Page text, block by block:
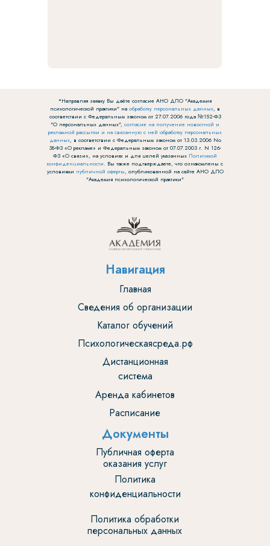
*Направляя заявку Вы даёте согласие АНО ДПО "Академия
психологической практики" на обработку персональных данных, в
соответствии с Федеральным законом от 27.07.2006 года №152-ФЗ
"О персональных данных", согласие на получение новостной и
рекламной рассылки и на связанную с ней обработку персональных
данных, в соответствии с Федеральным законом от 13.03.2006 No
38-ФЗ «О рекламе» и Федеральным законом от 07.07.2003 г. N 126-
ФЗ «О связи», на условиях и для целей указанных Политикой
конфиденциальности. Вы также подтверждаете, что ознакомлены с
условиями публичной оферты, опубликованной на сайте АНО ДПО
"Академия психологической практики"
Публичная оферта
оказания услуг
Политика
конфиденциальности
Политика обработки
персональных данных
Документы
Расписание
Аренда кабинетов
Дистанционная
система
Психологическаясреда.рф
Каталог обучений
Сведения об организации
Главная
Навигация